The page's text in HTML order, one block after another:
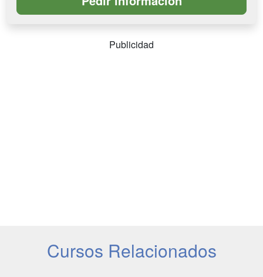
Publicidad
Cursos Relacionados